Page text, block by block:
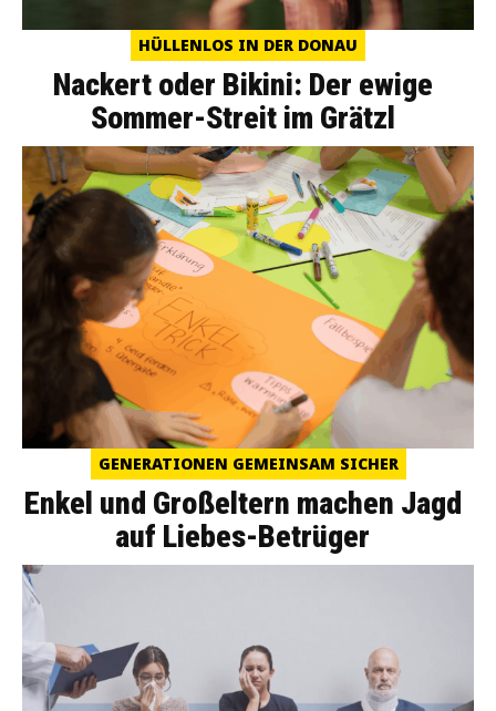
HÜLLENLOS IN DER DONAU
Nackert oder Bikini: Der ewige
Sommer-Streit im Grätzl
GENERATIONEN GEMEINSAM SICHER
Enkel und Großeltern machen Jagd
auf Liebes-Betrüger